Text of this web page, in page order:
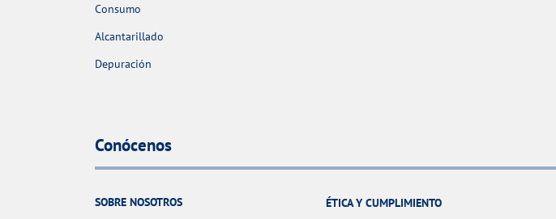
Consumo
Alcantarillado
Depuración
Conócenos
SOBRE NOSOTROS
ÉTICA Y CUMPLIMIENTO